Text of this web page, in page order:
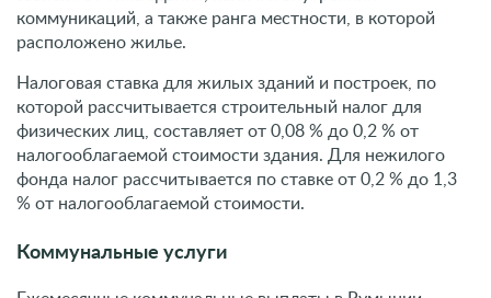
Коммунальные услуги
включают отопление, электричество, охлаждение, воду,
вывоз мусора. На эти базовые расходы в среднем
уходит от 71 до 230 EUR, в зависимости от размеров
жилья в Румынии. Если взять, например, квартиру
площадью 85 м2, то в месяц на коммунальные услуги
Другие обязательные платежи связаны с интернетом и